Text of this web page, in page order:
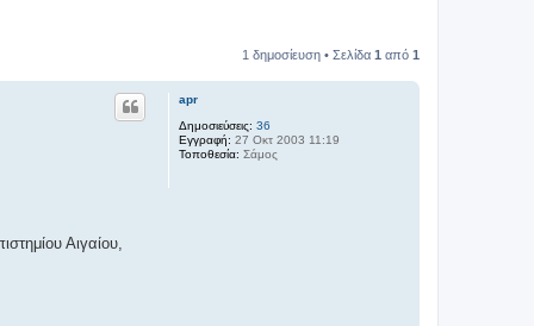
1 δημοσίευση • Σελίδα 1 από 1
apr
Δημοσιεύσεις: 36
Εγγραφή: 27 Οκτ 2003 11:19
Τοποθεσία: Σάμος
Αιγαίου,